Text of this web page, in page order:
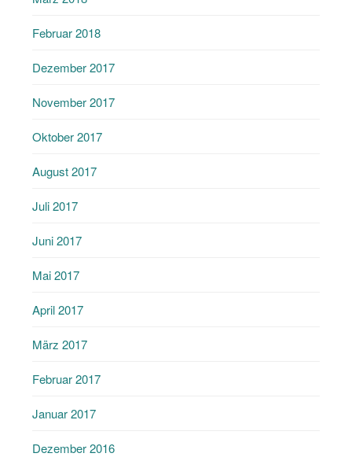
Februar 2018
Dezember 2017
November 2017
Oktober 2017
August 2017
Juli 2017
Juni 2017
Mai 2017
April 2017
März 2017
Februar 2017
Januar 2017
Dezember 2016